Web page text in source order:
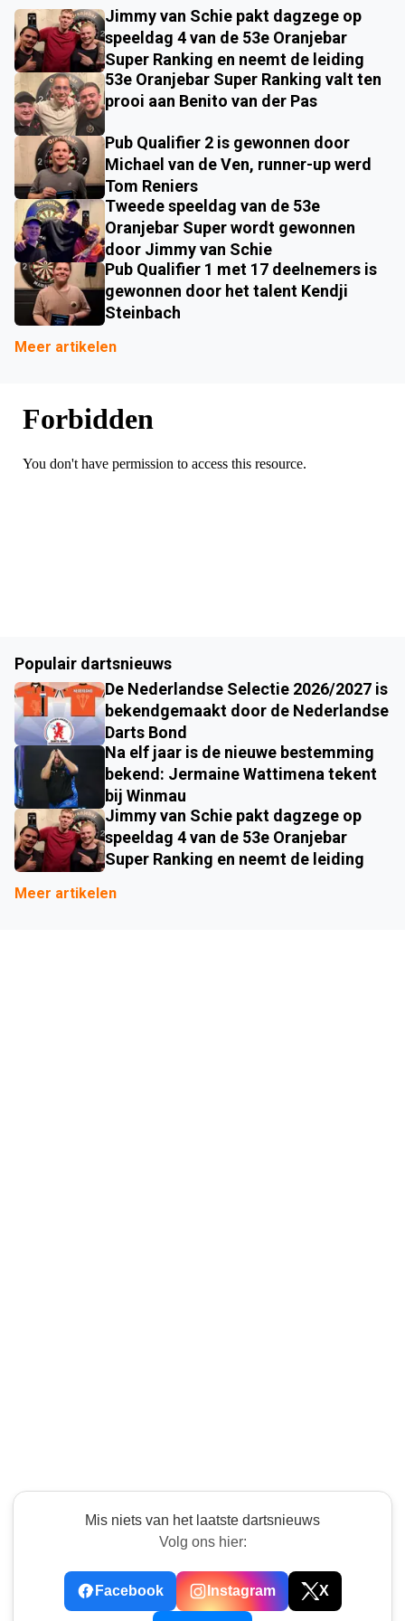
Jimmy van Schie pakt dagzege op
speeldag 4 van de 53e Oranjebar
Super Ranking en neemt de leiding
53e Oranjebar Super Ranking valt ten
prooi aan Benito van der Pas
Pub Qualifier 2 is gewonnen door
Michael van de Ven, runner-up werd
Tom Reniers
Tweede speeldag van de 53e
Oranjebar Super wordt gewonnen
door Jimmy van Schie
Pub Qualifier 1 met 17 deelnemers is
gewonnen door het talent Kendji
Steinbach
Meer artikelen
Populair dartsnieuws
De Nederlandse Selectie 2026/2027 is
bekendgemaakt door de Nederlandse
Darts Bond
Na elf jaar is de nieuwe bestemming
bekend: Jermaine Wattimena tekent
bij Winmau
Jimmy van Schie pakt dagzege op
speeldag 4 van de 53e Oranjebar
Super Ranking en neemt de leiding
Meer artikelen
Mis niets van het laatste dartsnieuws
Volg ons hier:
Facebook Instagram X